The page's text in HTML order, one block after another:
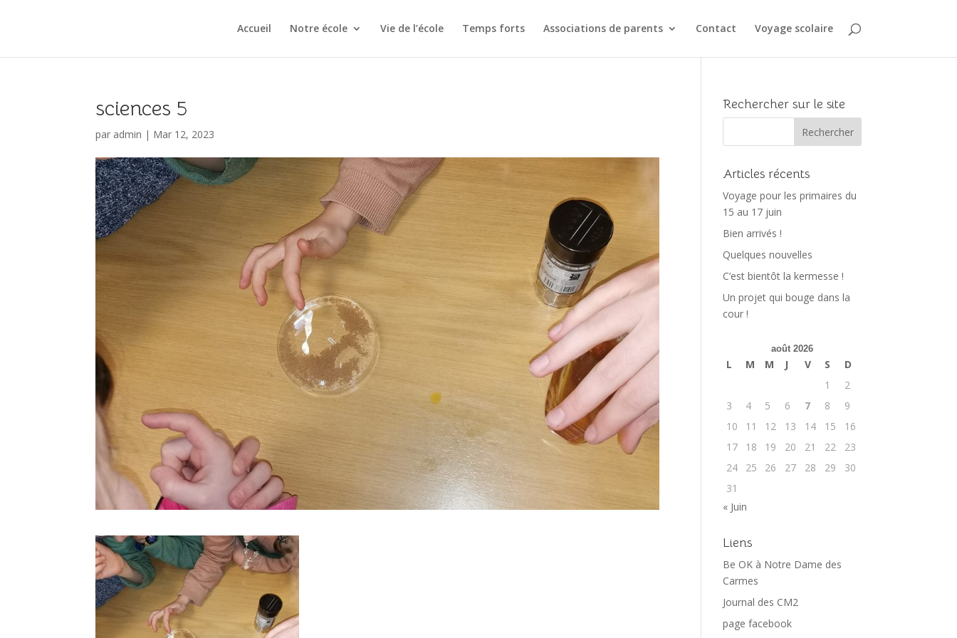
Accueil Notre école Vie de l’école Temps forts Associations de parents Contact Voyage scolaire
sciences 5
par admin | Mar 12, 2023
Rechercher sur le site
Articles récents
Voyage pour les primaires du
15 au 17 juin
Bien arrivés !
Quelques nouvelles
C’est bientôt la kermesse !
Un projet qui bouge dans la
cour !
août 2026
L M M J V S
D
1
2
3
4 5 6 7 8
9
10
11 12 13 14 15
16
17
18 19 20 21 22
23
24
25 26 27 28 29
30
31
« Juin
Liens
Be OK à Notre Dame des
Carmes
Journal des CM2
page facebook